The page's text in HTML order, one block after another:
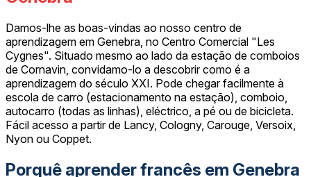
Damos-lhe as boas-vindas ao nosso centro de
aprendizagem em Genebra, no Centro Comercial "Les
Cygnes". Situado mesmo ao lado da estação de comboios
de Cornavin, convidamo-lo a descobrir como é a
aprendizagem do século XXI. Pode chegar facilmente à
escola de carro (estacionamento na estação), comboio,
autocarro (todas as linhas), eléctrico, a pé ou de bicicleta.
Fácil acesso a partir de Lancy, Cologny, Carouge, Versoix,
Nyon ou Coppet.
Porquê aprender francês em Genebra